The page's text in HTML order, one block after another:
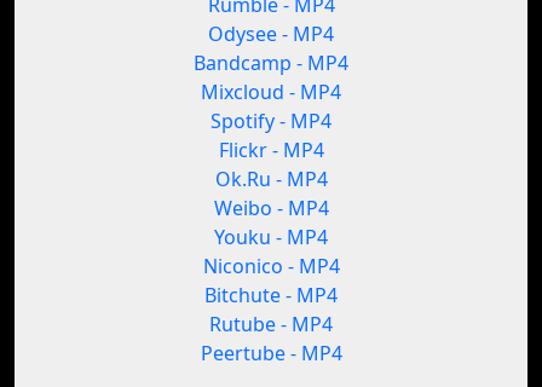
Odysee - MP4
Bandcamp - MP4
Mixcloud - MP4
Spotify - MP4
Flickr - MP4
Ok.Ru - MP4
Weibo - MP4
Youku - MP4
Niconico - MP4
Bitchute - MP4
Rutube - MP4
Peertube - MP4